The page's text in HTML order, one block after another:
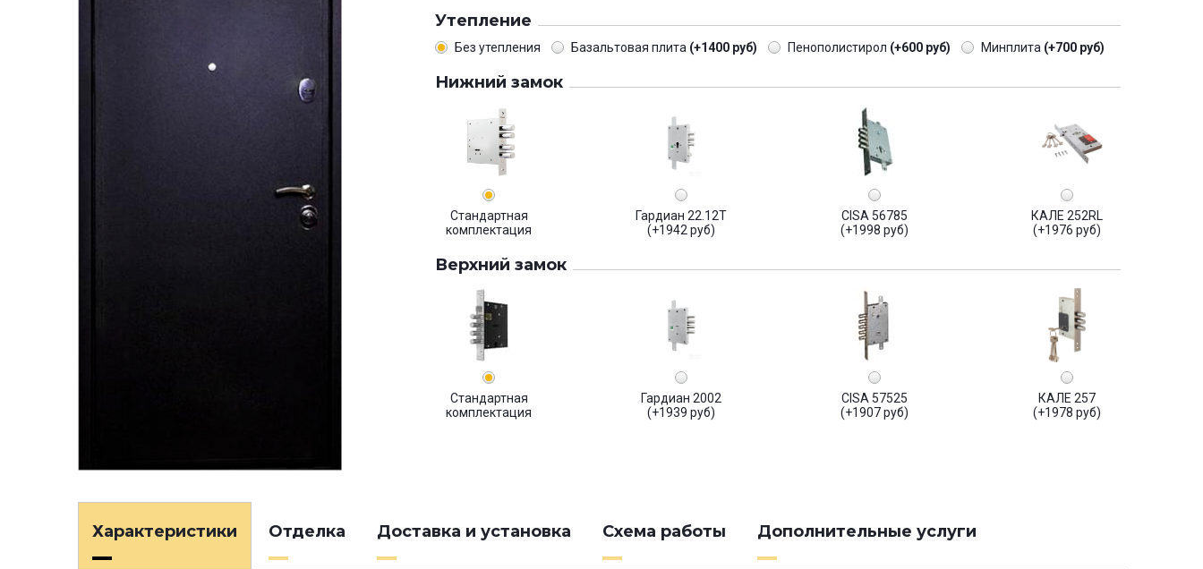
Утепление
Без утепления Базальтовая плита (+1400 руб) Пенополистирол (+600 руб) Минплита (+700 руб)
Нижний замок
Стандартная
комплектация
Гардиан 22.12Т
(+1942 руб)
CISA 56785
(+1998 руб)
КАЛЕ 252RL
(+1976 руб)
Верхний замок
Стандартная
комплектация
Гардиан 2002
(+1939 руб)
CISA 57525
(+1907 руб)
КАЛЕ 257
(+1978 руб)
Характеристики Отделка Доставка и установка Схема работы Дополнительные услуги